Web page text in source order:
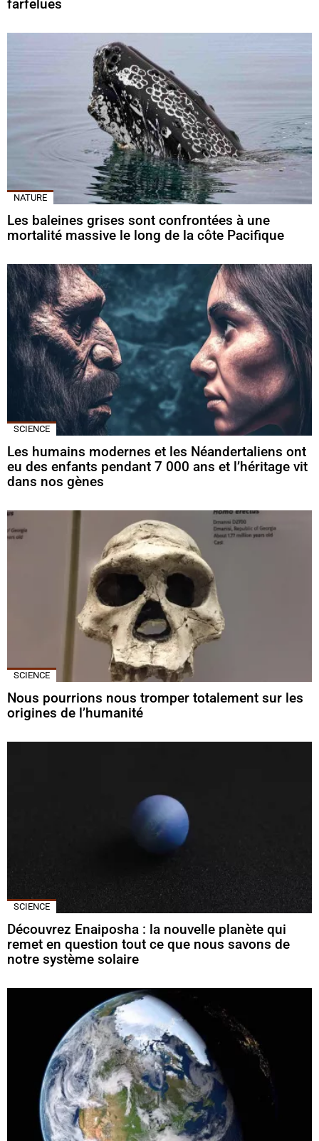
farfelues
NATURE
Les baleines grises sont confrontées à une
mortalité massive le long de la côte Pacifique
SCIENCE
Les humains modernes et les Néandertaliens ont
eu des enfants pendant 7 000 ans et l’héritage vit
dans nos gènes
SCIENCE
Nous pourrions nous tromper totalement sur les
origines de l’humanité
SCIENCE
Découvrez Enaiposha : la nouvelle planète qui
remet en question tout ce que nous savons de
notre système solaire